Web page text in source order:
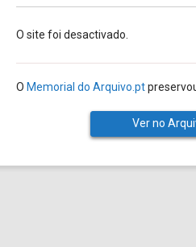
O site foi desactivado.
O Memorial do Arquivo.pt
Ver no